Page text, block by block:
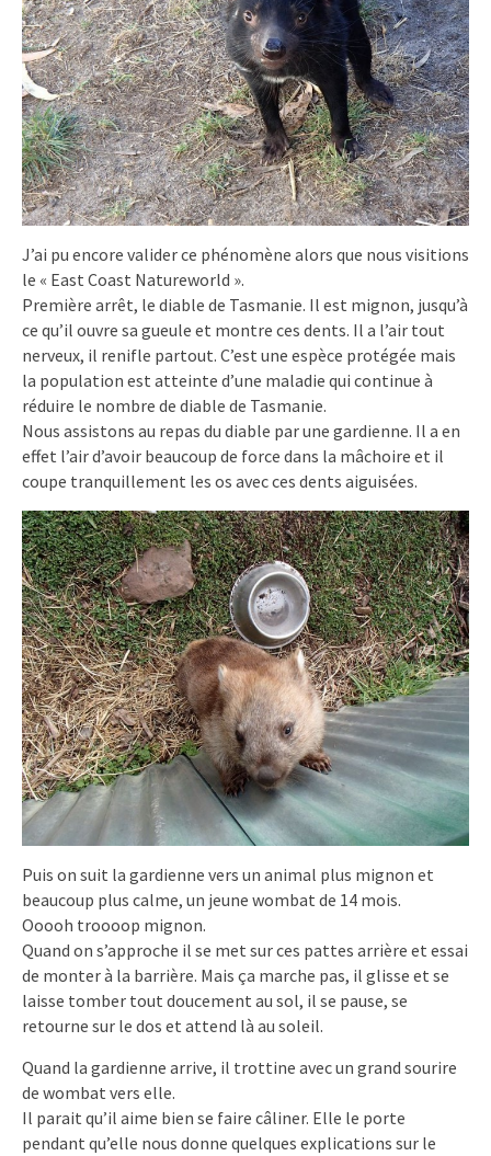
J’ai pu encore valider ce phénomène alors que nous visitions
le « East Coast Natureworld ».
Première arrêt, le diable de Tasmanie. Il est mignon, jusqu’à
ce qu’il ouvre sa gueule et montre ces dents. Il a l’air tout
nerveux, il renifle partout. C’est une espèce protégée mais
la population est atteinte d’une maladie qui continue à
réduire le nombre de diable de Tasmanie.
Nous assistons au repas du diable par une gardienne. Il a en
effet l’air d’avoir beaucoup de force dans la mâchoire et il
coupe tranquillement les os avec ces dents aiguisées.
Puis on suit la gardienne vers un animal plus mignon et
beaucoup plus calme, un jeune wombat de 14 mois.
Ooooh troooop mignon.
Quand on s’approche il se met sur ces pattes arrière et essai
de monter à la barrière. Mais ça marche pas, il glisse et se
laisse tomber tout doucement au sol, il se pause, se
retourne sur le dos et attend là au soleil.
Quand la gardienne arrive, il trottine avec un grand sourire
de wombat vers elle.
Il parait qu’il aime bien se faire câliner. Elle le porte
pendant qu’elle nous donne quelques explications sur le